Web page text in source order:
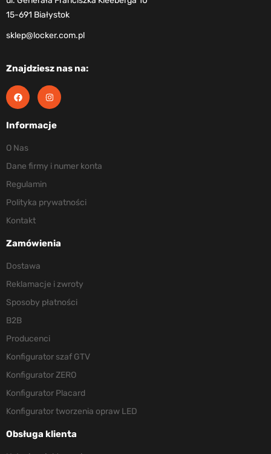
15-691 Białystok
sklep@locker.com.pl
Znajdziesz nas na:
Informacje
O Nas
Dane firmy i numer konta
Regulamin
Polityka prywatności
Kontakt
Zamówienia
Dostawa
Reklamacje i zwroty
Sposoby płatności
B2B
Producenci
Konfigurator szaf GTV
Konfigurator ZERO
Konfigurator Placard
Konfigurator tworzenia opraw LED
Obsługa klienta